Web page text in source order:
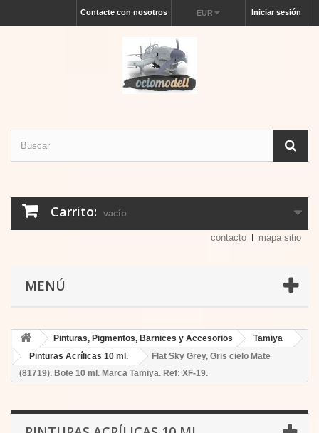
Iniciar sesión
EUR
Contacte con nosotros
Carrito: vacío
contacto mapa sitio
MENÚ
Pinturas, Pigmentos, Barnices y Accesorios
Tamiya
Pinturas Acrílicas 10 ml.
Flat Sky Grey, Gris cielo Mate
(81719). Bote 10 ml. Marca Tamiya. Ref: XF-19.